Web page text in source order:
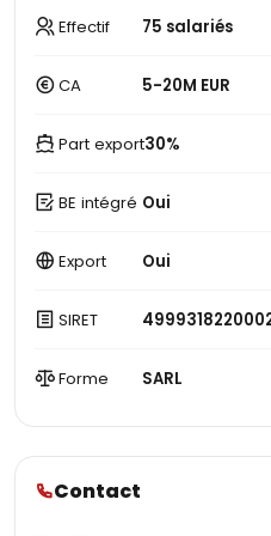
Effectif 75 salariés
CA 5-20M EUR
Part export30%
BE intégré Oui
Export Oui
SIRET
Forme SARL
Contact